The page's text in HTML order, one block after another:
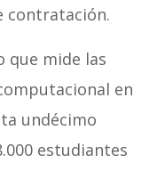
contratación.
que mide las
en
undécimo
estudiantes